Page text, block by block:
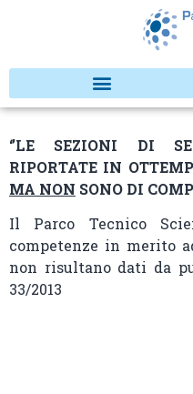
‘’LE SEZIONI DI
RIPORTATE IN
MA NON SONO DI
Il Parco Tecnico
competenze in merito
non risultano dati da
33/2013